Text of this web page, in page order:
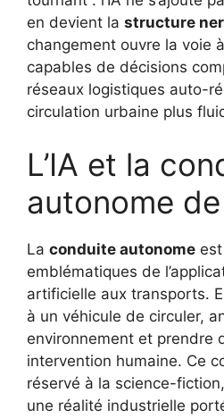
en devient la structure
changement ouvre la voie
capables de décisions
réseaux logistiques auto-
circulation urbaine plus
L’IA et la
autonome
La conduite autonome
emblématiques de
artificielle aux transports.
à un véhicule de circuler,
environnement et prendre
intervention humaine. Ce
réservé à la science-
une réalité industrielle